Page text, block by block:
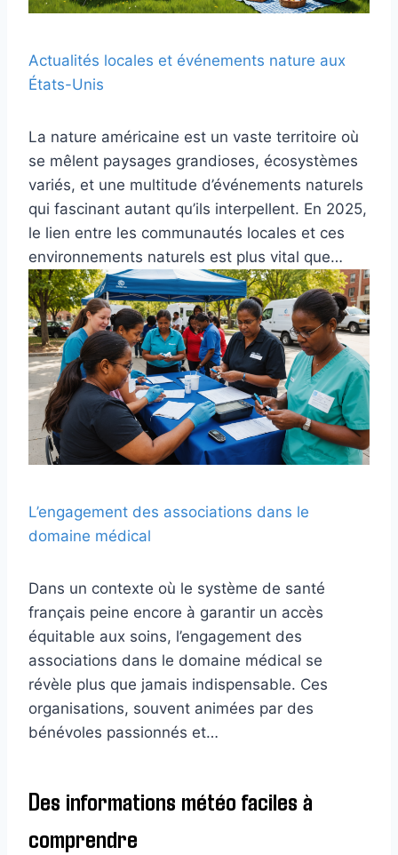
Actualités locales et événements nature aux
États-Unis
La nature américaine est un vaste territoire où
se mêlent paysages grandioses, écosystèmes
variés, et une multitude d’événements naturels
qui fascinant autant qu’ils interpellent. En 2025,
le lien entre les communautés locales et ces
environnements naturels est plus vital que…
L’engagement des associations dans le
domaine médical
Dans un contexte où le système de santé
français peine encore à garantir un accès
équitable aux soins, l’engagement des
associations dans le domaine médical se
révèle plus que jamais indispensable. Ces
organisations, souvent animées par des
bénévoles passionnés et…
Des informations météo faciles à
comprendre